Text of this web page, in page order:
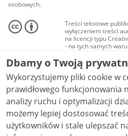
osobowych.
Treści tekstowe
wyłączeniem treści
na licencji typu
- na tych samych
Materiały
audio i wideo, są
Creative Commons:
niekomercyjne - bez
NC-ND 4.0), o ile nie
Dbamy o Twoją
Wykorzystujemy pliki cookie w
prawidłowego funkcjonowania
analizy ruchu i optymalizacji działania
możemy lepiej dostosować
użytkowników i stale ulepszać nasze